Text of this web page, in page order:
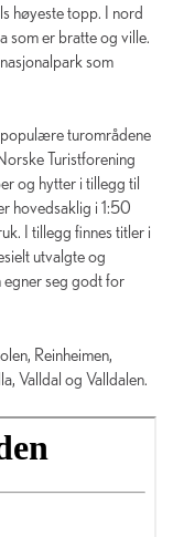
høyeste topp. I nord
som er bratte og ville.
som
populære turområdene
Turistforening
og hytter i tillegg til
hovedsaklig i 1:50
I tillegg finnes titler i
utvalgte og
seg godt for
Reinheimen,
Valldal og Valldalen.